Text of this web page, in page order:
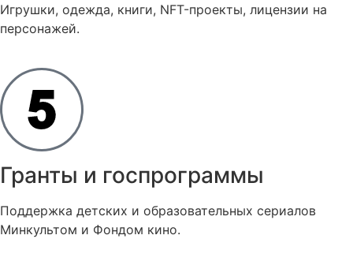
Игрушки, одежда, книги, NFT-проекты, лицензии на
персонажей.
Гранты и госпрограммы
Поддержка детских и образовательных сериалов
Минкультом и Фондом кино.